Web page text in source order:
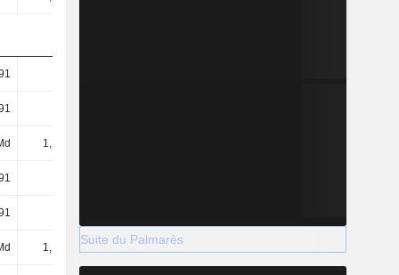
1,13 Md
1,13 Md 1,13 Md
Suite du Palmarès